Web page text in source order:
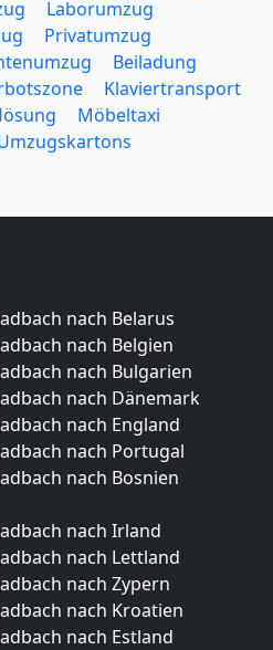
Laborumzug
Privatumzug
Beiladung
Klaviertransport
Möbeltaxi
nach Belarus
nach Belgien
nach Bulgarien
nach Dänemark
nach England
nach Portugal
nach Bosnien
nach Irland
nach Lettland
nach Zypern
nach Kroatien
nach Estland